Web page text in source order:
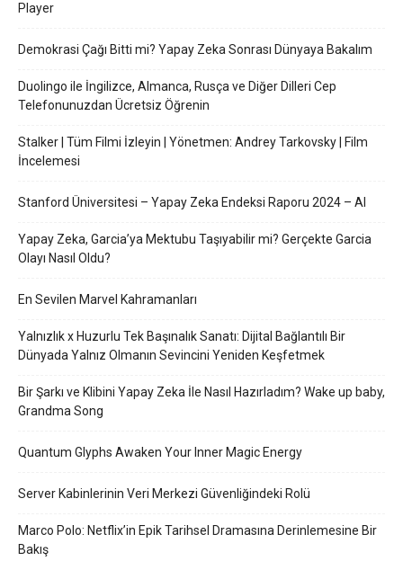
Player
Demokrasi Çağı Bitti mi? Yapay Zeka Sonrası Dünyaya Bakalım
Duolingo ile İngilizce, Almanca, Rusça ve Diğer Dilleri Cep
Telefonunuzdan Ücretsiz Öğrenin
Stalker | Tüm Filmi İzleyin | Yönetmen: Andrey Tarkovsky | Film
İncelemesi
Stanford Üniversitesi – Yapay Zeka Endeksi Raporu 2024 – AI
Yapay Zeka, Garcia’ya Mektubu Taşıyabilir mi? Gerçekte Garcia
Olayı Nasıl Oldu?
En Sevilen Marvel Kahramanları
Yalnızlık x Huzurlu Tek Başınalık Sanatı: Dijital Bağlantılı Bir
Dünyada Yalnız Olmanın Sevincini Yeniden Keşfetmek
Bir Şarkı ve Klibini Yapay Zeka İle Nasıl Hazırladım? Wake up baby,
Grandma Song
Quantum Glyphs Awaken Your Inner Magic Energy
Server Kabinlerinin Veri Merkezi Güvenliğindeki Rolü
Marco Polo: Netflix’in Epik Tarihsel Dramasına Derinlemesine Bir
Bakış